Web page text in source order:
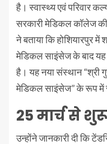
है। स्वास्थ्य एवं परिवार
सरकारी मेडिकल कॉलेज की
ने बताया कि होशियारपुर
मेडिकल साइंसेज के बाद यह
है। यह नया संस्थान “श्री
मेडिकल साइंसेज” के रूप में
25 मार्च से शुरू
उन्होंने जानकारी दी कि